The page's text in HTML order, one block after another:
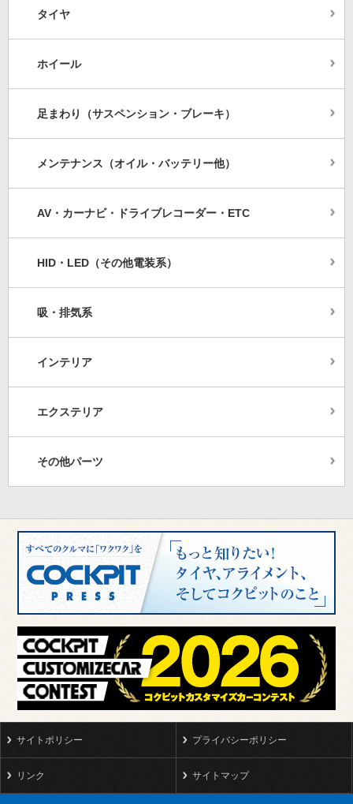
タイヤ
ホイール
足まわり（サスペンション・ブレーキ）
メンテナンス（オイル・バッテリー他）
AV・カーナビ・ドライブレコーダー・ETC
HID・LED（その他電装系）
吸・排気系
インテリア
エクステリア
その他パーツ
サイトポリシー プライバシーポリシー
リンク サイトマップ